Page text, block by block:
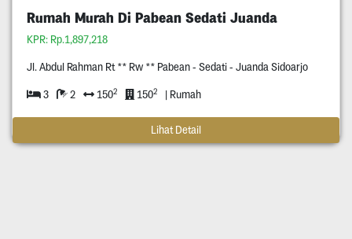
Rumah Murah Di Pabean Sedati Juanda
KPR: Rp.1,897,218
Jl. Abdul Rahman Rt ** Rw ** Pabean - Sedati - Juanda Sidoarjo
3 2 1502 1502 | Rumah
Lihat Detail